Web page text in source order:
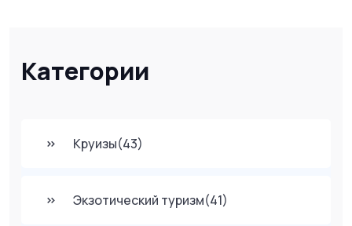
Категории
Круизы(43)
Экзотический туризм(41)